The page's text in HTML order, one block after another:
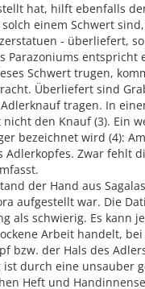
hat, hilft ebenfalls
einem Schwert
- überliefert,
Parazoniums entspricht
Schwert trugen,
Überliefert sind
tragen. In
den Knauf (3). Ein
bezeichnet wird (4):
Zwar fehlt
der Hand aus
aufgestellt war. Die
als schwierig. Es kann
Arbeit handelt,
bzw. der Hals des
durch eine unsauber
Heft und